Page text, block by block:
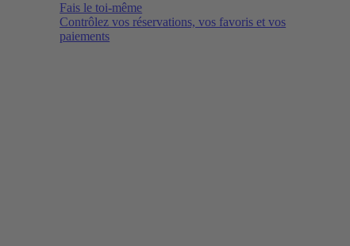
Fais le toi-même
Contrôlez vos réservations, vos favoris et vos
paiements